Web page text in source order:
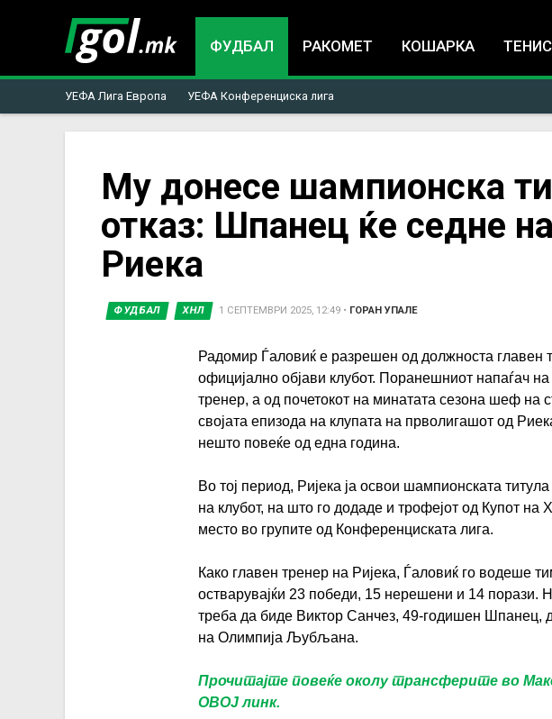
ФУДБАЛ РАКОМЕТ КОШАРКА ТЕНИС
УЕФА Лига Европа УЕФА Конференциска лига
Му донесе шампионска
отказ: Шпанец ќе седне
Риека
ФУДБАЛ ХНЛ 1 СЕПТЕМВРИ 2025, 12:49 • ГОРАН УПАЛЕ
Радомир Ѓаловиќ е разрешен од должноста главен
официјално објави клубот. Поранешниот напаѓач
тренер, а од почетокот на минатата сезона шеф на
својата епизода на клупата на прволигашот од
нешто повеќе од една година.
Во тој период, Ријека ја освои шампионската
на клубот, на што го додаде и трофејот од Купот на
место во групите од Конференциската лига.
Како главен тренер на Ријека, Ѓаловиќ го водеше
остварувајќи 23 победи, 15 нерешени и 14 порази.
треба да биде Виктор Санчез, 49-годишен Шпанец,
на Олимпија Љубљана.
Прочитајте повеќе околу трансферите во
ОВОЈ линк.